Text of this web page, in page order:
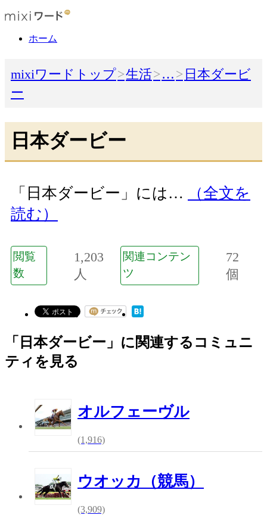
ホーム
mixiワードトップ 生活 …
日本ダービ
ー
日本ダービー
「日本ダービー」には…
（全文を
読む）
閲覧
数
1,203
人
関連コンテン
ツ
72
個
「日本ダービー」に関連するコミュニ
ティを見る
オルフェーヴル
(1,916)
ウオッカ（競馬）
(3,909)